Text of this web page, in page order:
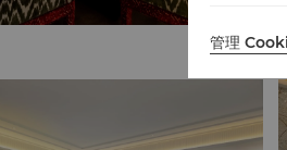
管理